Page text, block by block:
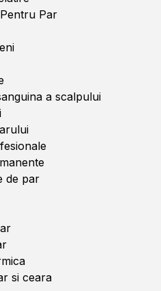
Par
a scalpului
de par
si ceara